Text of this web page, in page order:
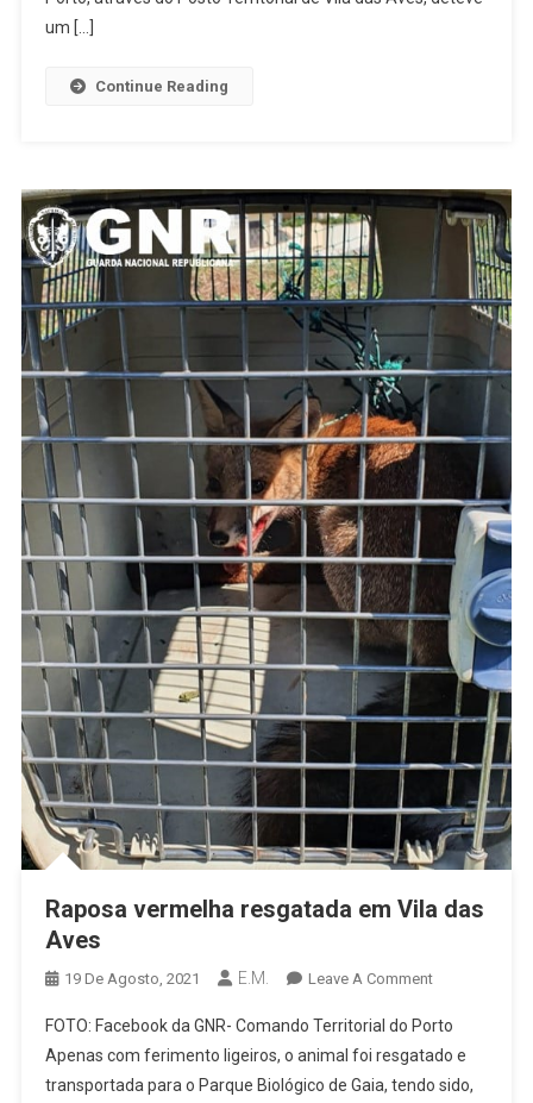
um […]
Continue Reading
Raposa vermelha resgatada em Vila das
Aves
19 De Agosto, 2021 E.M. Leave A CommentOn
Vermelha
Resgatada
Em
FOTO: Facebook da GNR- Comando Territorial do Porto
Apenas com ferimento ligeiros, o animal foi resgatado e
transportada para o Parque Biológico de Gaia, tendo sido,